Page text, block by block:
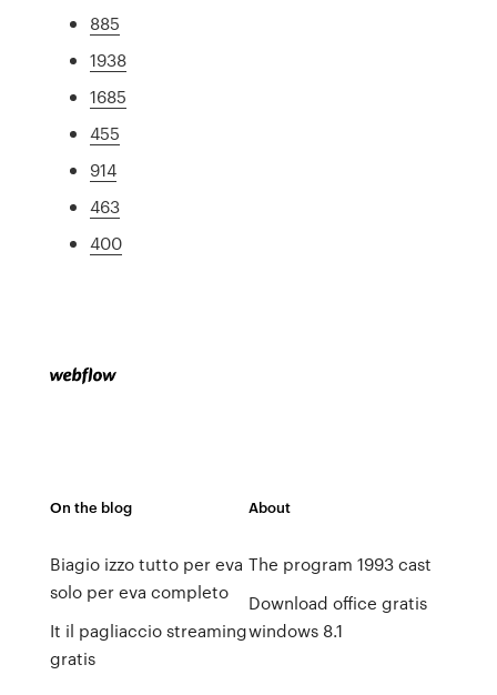
885
1938
1685
455
914
463
400
On the blog
Biagio izzo tutto per eva
solo per eva completo
It il pagliaccio streaming
gratis
About
The program 1993 cast
Download office gratis
windows 8.1